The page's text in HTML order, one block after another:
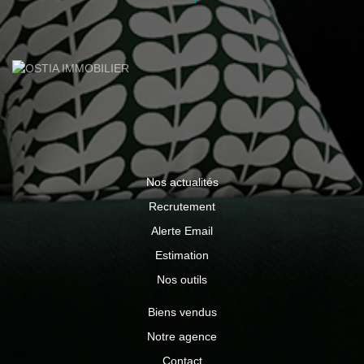
52 88 80 www.ostiaimmobilier.fr Les informations sur les
risques auxquels ce bien est exposé sont disponibles sur
le site Géorisques : www.georisques.gouv.fr
Nos actualités
Recrutement
Alerte Email
Estimation
Nos outils
Biens vendus
Notre agence
Contact